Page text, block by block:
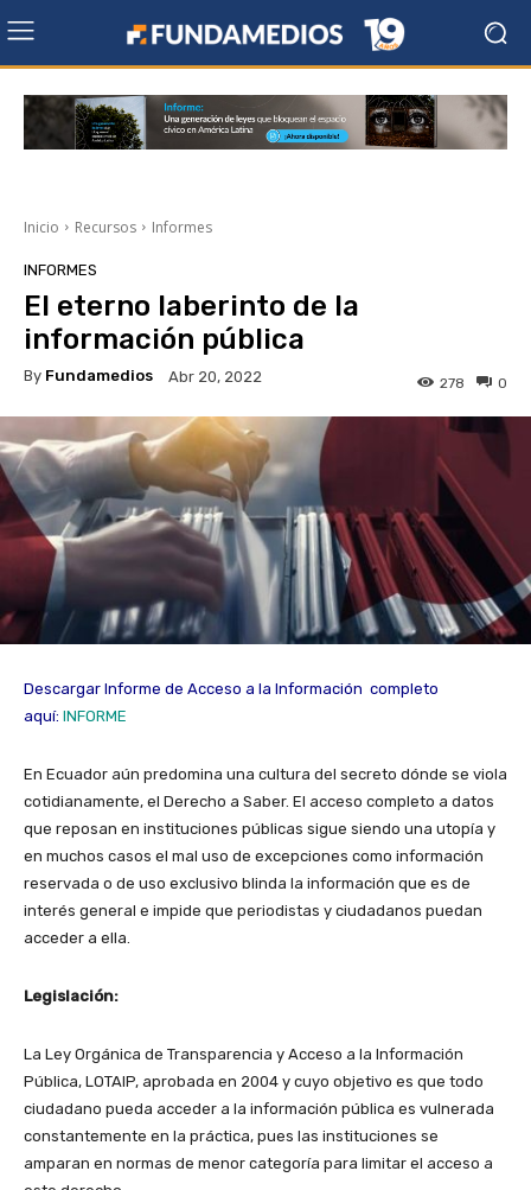
Inicio Recursos Informes
INFORMES
El eterno laberinto de la
información pública
By Fundamedios Abr 20, 2022 0
278
Descargar Informe de Acceso a la Información completo
aquí: INFORME
En Ecuador aún predomina una cultura del secreto dónde se viola
cotidianamente, el Derecho a Saber. El acceso completo a datos
que reposan en instituciones públicas sigue siendo una utopía y
en muchos casos el mal uso de excepciones como información
reservada o de uso exclusivo blinda la información que es de
interés general e impide que periodistas y ciudadanos puedan
acceder a ella.
Legislación:
La Ley Orgánica de Transparencia y Acceso a la Información
Pública, LOTAIP, aprobada en 2004 y cuyo objetivo es que todo
ciudadano pueda acceder a la información pública es vulnerada
constantemente en la práctica, pues las instituciones se
amparan en normas de menor categoría para limitar el acceso a